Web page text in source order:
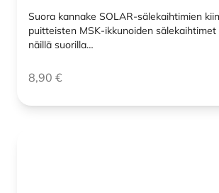
Suora kannake SOLAR-sälekaihtimien
puitteisten MSK-ikkunoiden
näillä suorilla…
8,90 €